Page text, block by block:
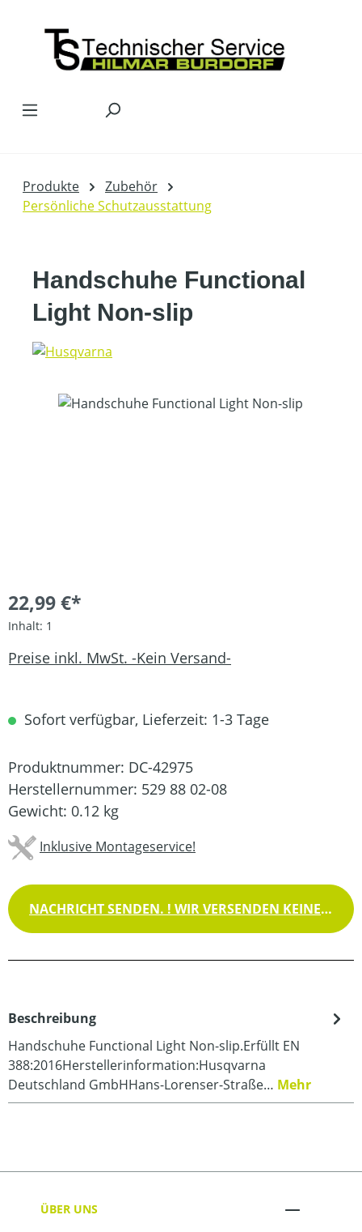
Produkte
Zubehör
Persönliche Schutzausstattung
Handschuhe Functional
Light Non-slip
Bildergalerie überspringen
22,99 €*
Inhalt: 1
Preise inkl. MwSt. -Kein Versand-
Sofort verfügbar, Lieferzeit: 1-3 Tage
Produktnummer: DC-42975
Herstellernummer: 529 88 02-08
Gewicht: 0.12 kg
Inklusive Montageservice!
NACHRICHT SENDEN. ! WIR VERSENDEN KEINE WAREN !
Beschreibung
Handschuhe Functional Light Non-slip.Erfüllt EN
388:2016Herstellerinformation:Husqvarna
Deutschland GmbHHans-Lorenser-Straße… Mehr
ÜBER UNS